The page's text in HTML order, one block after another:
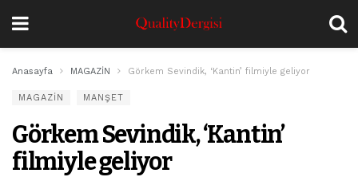
Anasayfa MAGAZİN Görkem Sevindik, ‘Kantin’ filmiyle geliyor
MAGAZİN MANŞET
Görkem Sevindik, ‘Kantin’
filmiyle geliyor